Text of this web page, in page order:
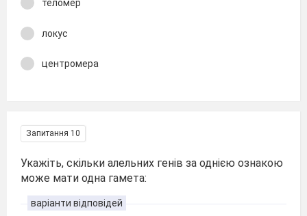
теломер
локус
центромера
Запитання 10
Укажіть, скільки алельних генів за однією ознакою
може мати одна гамета:
варіанти відповідей